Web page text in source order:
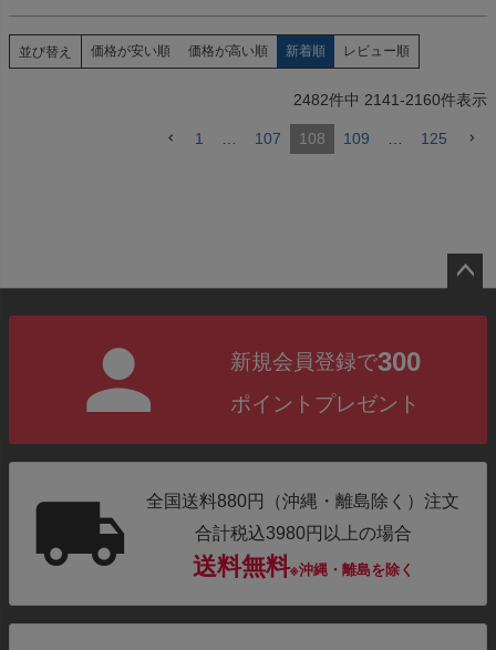
並び替え 価格が安い順 価格が高い順 新着順 レビュー順
2482件中 2141-2160件表示
1 107 108 109 125
新規会員登録で300
ポイントプレゼント
全国送料880円（沖縄・離島除く）注文
合計税込3980円以上の場合
送料無料※沖縄・離島を除く